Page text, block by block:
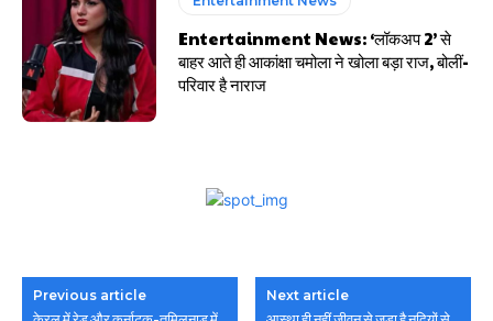
Entertainment News: ‘लॉकअप 2’ से
बाहर आते ही आकांक्षा चमोला ने खोला बड़ा राज, बोलीं-
परिवार है नाराज
Previous article Next article